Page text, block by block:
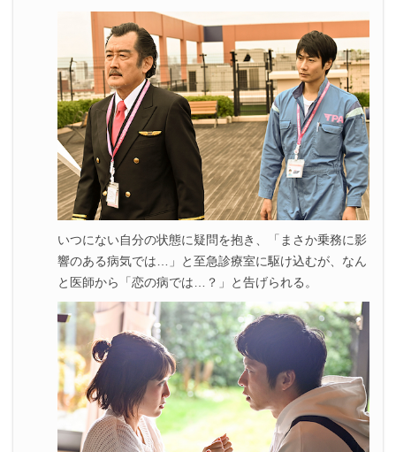
いつにない自分の状態に疑問を抱き、「まさか乗務に影
響のある病気では…」と至急診療室に駆け込むが、なん
と医師から「恋の病では…？」と告げられる。